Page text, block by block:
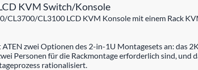
KVM Switch/Konsole
CL3700/CL3100 LCD KVM Konsole mit einem Rack
zwei Optionen des 2-in-1U Montagesets an: das
Personen für die Rackmontage erforderlich sind,
rationalisiert.